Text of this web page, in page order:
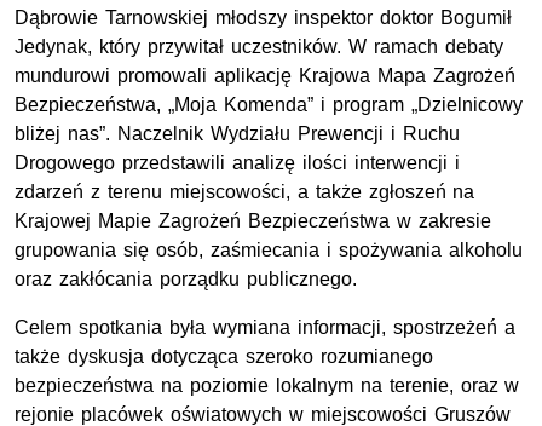
Dąbrowie Tarnowskiej młodszy inspektor doktor Bogumił
Jedynak, który przywitał uczestników. W ramach debaty
mundurowi promowali aplikację Krajowa Mapa Zagrożeń
Bezpieczeństwa, „Moja Komenda” i program „Dzielnicowy
bliżej nas”. Naczelnik Wydziału Prewencji i Ruchu
Drogowego przedstawili analizę ilości interwencji i
zdarzeń z terenu miejscowości, a także zgłoszeń na
Krajowej Mapie Zagrożeń Bezpieczeństwa w zakresie
grupowania się osób, zaśmiecania i spożywania alkoholu
oraz zakłócania porządku publicznego.
Celem spotkania była wymiana informacji, spostrzeżeń a
także dyskusja dotycząca szeroko rozumianego
bezpieczeństwa na poziomie lokalnym na terenie, oraz w
rejonie placówek oświatowych w miejscowości Gruszów